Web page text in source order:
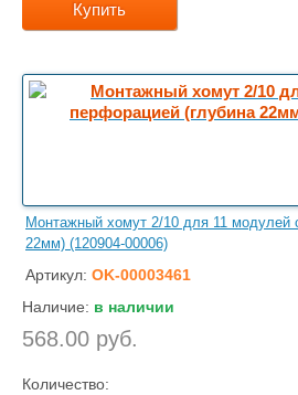
Купить
Монтажный хомут 2/10 для 11 модулей
22мм) (120904-00006)
Артикул: OK-00003461
Наличие: в наличии
568.00 руб.
Количество: